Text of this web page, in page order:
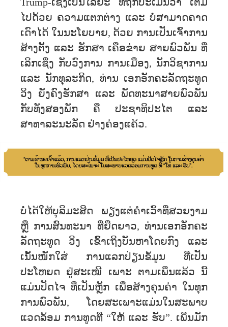
Trump-ເຊິ່ງເປັນໄລຍະ ທີ່ຖືກປະເມີນວ່າ ເຕັມ
ໄປດ້ວຍ ຄວາມແຕກຕ່າງ ແລະ ບໍ່ສາມາດຄາດ
ເດົາໄດ້ ໃນນະໂຍບາຍ, ດ້ວຍ ການເປັນເຈົ້າການ
ສ້າງຕັ້ງ ແລະ ຮັກສາ ເຄືອຂ່າຍ ສາຍພົວພັນ ທີ່
ເລິກເຊິ່ງ ກັບວົງການ ການເມືອງ, ນັກວິຊາການ
ແລະ ນັກທຸລະກິດ, ທ່ານ ເອກອັກຄະລັດຖະທູດ
ວິງ ຍັງຄົງຮັກສາ ແລະ ພັດທະນາສາຍພົວພັນ
ກັບທັງສອງພັກ ຄື ປະຊາທິປະໄຕ ແລະ
ສາທາລະນະລັດ ຢ່າງຄ່ອງແຄ້ວ.
ບໍ່ໄດ້ໃຫ້ບຸລິມະສິດ ພຽງແຕ່ຄໍາເວົ້າທີ່ສວຍງາມ
ຫຼື ການສົນທະນາ ທີ່ຍືດຍາວ, ທ່ານເອກອັກຄະ
ລັດຖະທູດ ວິງ ເຂົ້າເຖິງບັນຫາໂດຍກົງ ແລະ
ເນັ້ນໜັກໃສ່ ການແລກປ່ຽນຂໍ້ມູນ ທີ່ເປັນ
ປະໂຫຍດ ຢູ່ສະເໝີ ເພາະ ຕາມເພິ່ນແລ້ວ ນີ້
ແມ່ນປັດໄຈ ທີ່ເປັນຫຼັກ ເພື່ອສ້າງຄຸນຄ່າ ໃນທຸກ
ການພົວພັນ, ໂດຍສະເພາະແມ່ນໃນສະພາບ
ແວດລ້ອມ ການທູດທີ່ “ໃຫ້ ແລະ ຮັບ”. ເພິ່ນມັກ